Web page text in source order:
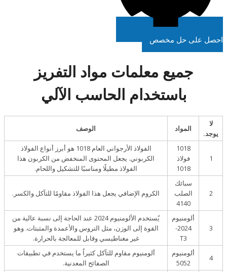
احصل على حل مخصص
جميع معلمات مواد التفريز
باستخدام الحاسب الآلي
لا
يوجد.
المواد الوصف
1
1018
فولاذ
1018
الفولاذ الأرجواني العام 1018 هو أبرز أنواع الفولاذ
الكربوني. يجعل المحتوى المنخفض من الكربون هذا
الفولاذ مطيلًا ومناسبًا للتشكيل واللحام.
2
سبائك
الصلب
4140
الكروم الإضافي يجعل هذا الفولاذ مقاومًا للتآكل والكسر.
3
ألومنيوم
2024-
T3
يُستخدم الألومنيوم 2024 عند الحاجة إلى نسبة عالية من
القوة إلى الوزن، مثل التروس والأعمدة والمثبتات. وهو
غير مغناطيسي وقابل للمعالجة بالحرارة.
4
ألومنيوم
5052
ألومنيوم مقاوم للتآكل كثيراً ما يستخدم في تطبيقات
الصفائح المعدنية.